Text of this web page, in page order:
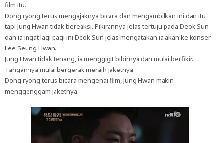
film itu.
Dong ryong terus mengajaknya bicara dan mengambilkan ini dan itu
tapi Jung Hwan tidak bereaksi. Pikirannya jelas tertuju pada Deok Sun
dan ia ingat lagi pagi ini Deok Sun jelas mengatakan ia akan ke konser
Lee Seung Hwan.
Jung Hwan tidak tenang, ia menggigit bibirnya dan mulai berfikir.
Tangannya mulai bergerak meraih jaketnya.
Dong ryong terus bicara mengenai film, Jung Hwan makin
menggenggam jaketnya.